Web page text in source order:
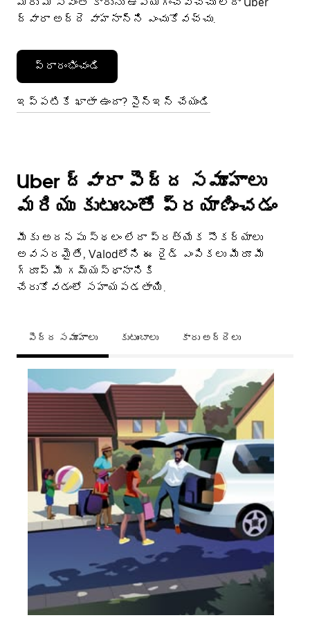
ద్వారా అద్దె వాహనాన్ని ఎంచుకోవచ్చు.
ప్రారంభించండి
ఇప్పటికే ఖాతా ఉందా? సైన్ఇన్ చేయండి
Uber ద్వారా పెద్ద సమూహాలు
మరియు కుటుంబంతో ప్రయాణించడం
మీకు అదనపు స్థలం లేదా ప్రత్యేక సౌకర్యాలు
అవసరమైతే, Valodలోని ఈ రైడ్ ఎంపికలు మీరూ మీ
గ్రూప్ మీ గమ్యస్థానానికి
చేరుకోవడంలో సహాయపడతాయి.
పెద్ద సమూహాలు కుటుంబాలు కారు అద్దెలు